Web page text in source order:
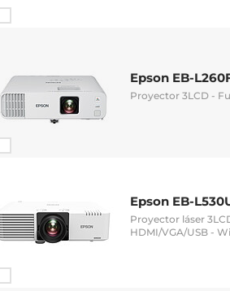
Epson EB-
Proyector 3LCD -
Epson EB-
Proyector láser
HDMI/VGA/USB -